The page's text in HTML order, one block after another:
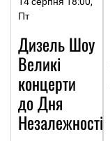
Пт
Дизель Шоу
Великі
концерти
до Дня
Незалежності